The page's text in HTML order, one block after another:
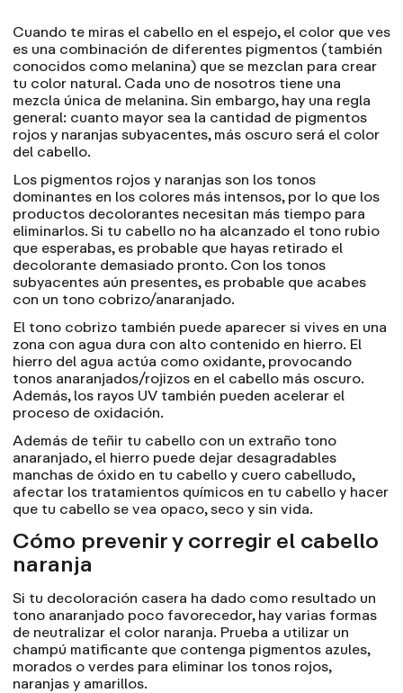
Cuando te miras el cabello en el espejo, el color que ves
es una combinación de diferentes pigmentos (también
conocidos como melanina) que se mezclan para crear
tu color natural. Cada uno de nosotros tiene una
mezcla única de melanina. Sin embargo, hay una regla
general: cuanto mayor sea la cantidad de pigmentos
rojos y naranjas subyacentes, más oscuro será el color
del cabello.
Los pigmentos rojos y naranjas son los tonos
dominantes en los colores más intensos, por lo que los
productos decolorantes necesitan más tiempo para
eliminarlos. Si tu cabello no ha alcanzado el tono rubio
que esperabas, es probable que hayas retirado el
decolorante demasiado pronto. Con los tonos
subyacentes aún presentes, es probable que acabes
con un tono cobrizo/anaranjado.
El tono cobrizo también puede aparecer si vives en una
zona con agua dura con alto contenido en hierro. El
hierro del agua actúa como oxidante, provocando
tonos anaranjados/rojizos en el cabello más oscuro.
Además, los rayos UV también pueden acelerar el
proceso de oxidación.
Además de teñir tu cabello con un extraño tono
anaranjado, el hierro puede dejar desagradables
manchas de óxido en tu cabello y cuero cabelludo,
afectar los tratamientos químicos en tu cabello y hacer
que tu cabello se vea opaco, seco y sin vida.
Cómo prevenir y corregir el cabello
naranja
Si tu decoloración casera ha dado como resultado un
tono anaranjado poco favorecedor, hay varias formas
de neutralizar el color naranja. Prueba a utilizar un
champú matificante que contenga pigmentos azules,
morados o verdes para eliminar los tonos rojos,
naranjas y amarillos.